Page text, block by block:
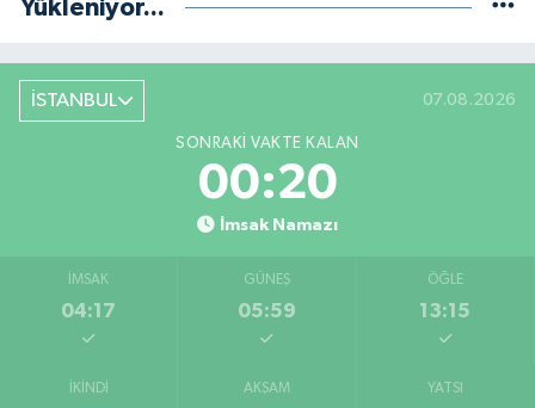
Yükleniyor...
İSTANBUL 07.08.2026
SONRAKI VAKTE KALAN
00:20
İmsak Namazı
İMSAK
04:17
GÜNEŞ
05:59
ÖĞLE
13:15
İKINDI AKŞAM YATSI